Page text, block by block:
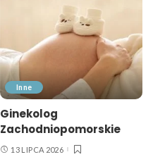
Inne
Ginekolog
Zachodniopomorskie
13 LIPCA 2026